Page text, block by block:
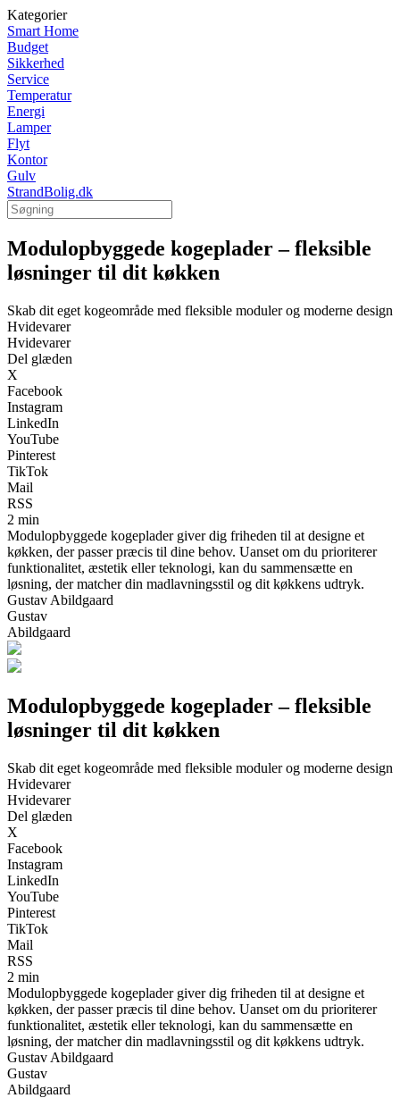
Kategorier
Smart Home
Budget
Sikkerhed
Service
Temperatur
Energi
Lamper
Flyt
Kontor
Gulv
StrandBolig.dk
Modulopbyggede kogeplader – fleksible
løsninger til dit køkken
Skab dit eget kogeområde med fleksible moduler og moderne design
Hvidevarer
Hvidevarer
Del glæden
X
Facebook
Instagram
LinkedIn
YouTube
Pinterest
TikTok
Mail
RSS
2 min
Modulopbyggede kogeplader giver dig friheden til at designe et
køkken, der passer præcis til dine behov. Uanset om du prioriterer
funktionalitet, æstetik eller teknologi, kan du sammensætte en
løsning, der matcher din madlavningsstil og dit køkkens udtryk.
Gustav Abildgaard
Gustav
Abildgaard
Modulopbyggede kogeplader – fleksible
løsninger til dit køkken
Skab dit eget kogeområde med fleksible moduler og moderne design
Hvidevarer
Hvidevarer
Del glæden
X
Facebook
Instagram
LinkedIn
YouTube
Pinterest
TikTok
Mail
RSS
2 min
Modulopbyggede kogeplader giver dig friheden til at designe et
køkken, der passer præcis til dine behov. Uanset om du prioriterer
funktionalitet, æstetik eller teknologi, kan du sammensætte en
løsning, der matcher din madlavningsstil og dit køkkens udtryk.
Gustav Abildgaard
Gustav
Abildgaard